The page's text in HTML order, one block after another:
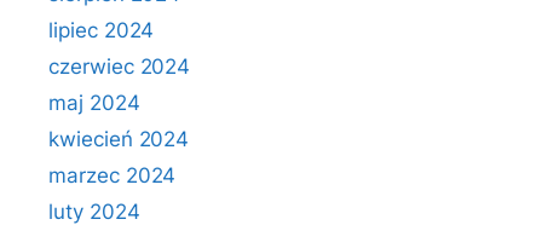
lipiec 2024
czerwiec 2024
maj 2024
kwiecień 2024
marzec 2024
luty 2024